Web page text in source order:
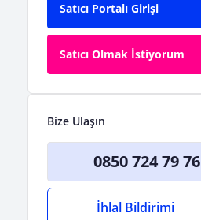
Satıcı Portalı Girişi
Satıcı Olmak İstiyorum
Bize Ulaşın
0850 724 79 76
İhlal Bildirimi